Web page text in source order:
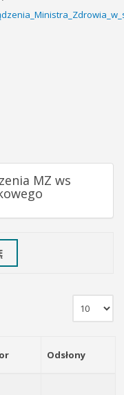
MZ ws
Odsłony